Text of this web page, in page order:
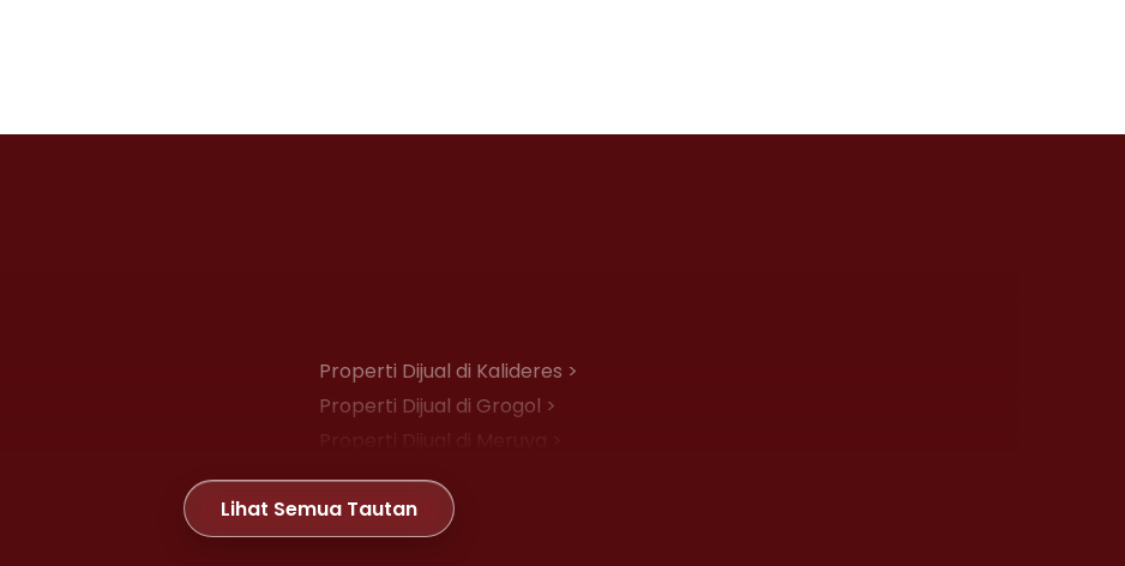
Properti Dijual di Kalideres >
Properti Dijual di Grogol >
Properti Dijual di Meruya >
Properti Dijual di Joglo >
Lihat Semua Tautan